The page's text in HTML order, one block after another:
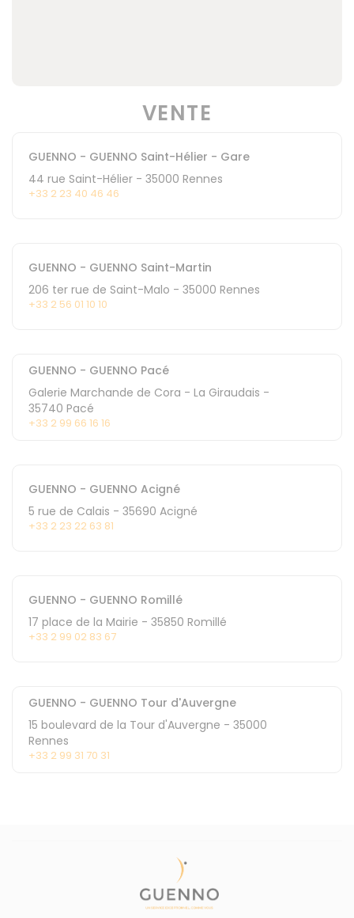
VENTE
GUENNO - GUENNO Saint-Hélier - Gare
44 rue Saint-Hélier - 35000 Rennes
+33 2 23 40 46 46
GUENNO - GUENNO Saint-Martin
206 ter rue de Saint-Malo - 35000 Rennes
+33 2 56 01 10 10
GUENNO - GUENNO Pacé
Galerie Marchande de Cora - La Giraudais -
35740 Pacé
+33 2 99 66 16 16
GUENNO - GUENNO Acigné
5 rue de Calais - 35690 Acigné
+33 2 23 22 63 81
GUENNO - GUENNO Romillé
17 place de la Mairie - 35850 Romillé
+33 2 99 02 83 67
GUENNO - GUENNO Tour d'Auvergne
15 boulevard de la Tour d'Auvergne - 35000
Rennes
+33 2 99 31 70 31